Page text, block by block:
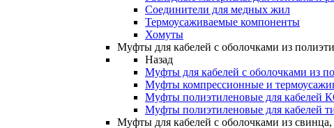
Соединители для медных жил
Термоусаживаемые компоненты
Хомуты
Муфты для кабелей с оболочками из
Назад
Муфты для кабелей с оболочками из
Муфты компрессионные и
Муфты полиэтиленовые для
Муфты полиэтиленовые для кабелей
Муфты для кабелей с оболочками из